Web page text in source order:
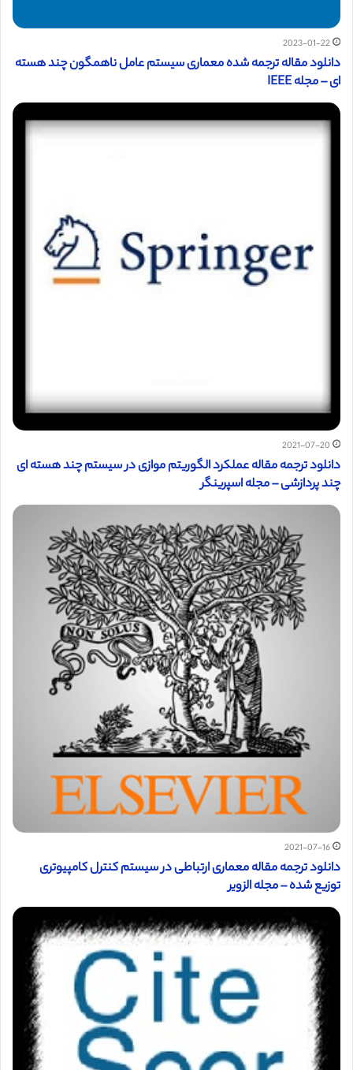
2023-01-22
دانلود مقاله ترجمه شده معماری سیستم عامل ناهمگون چند هسته
ای – مجله IEEE
2021-07-20
دانلود ترجمه مقاله عملکرد الگوریتم موازی در سیستم چند هسته ای
چند پردازشی – مجله اسپرینگر
2021-07-16
دانلود ترجمه مقاله معماری ارتباطی در سیستم کنترل کامپیوتری
توزیع شده – مجله الزویر